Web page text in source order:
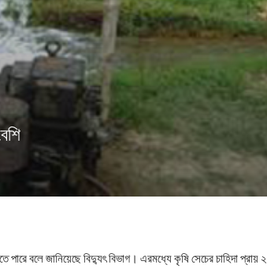
বলে জানিয়েছে বিদ্যুৎ বিভাগ। এরমধ্যে কৃষি সেচের চাহিদা প্রায় ২